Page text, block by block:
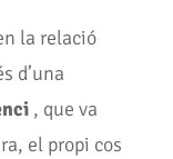
la relació
d’una
, que va
el propi cos